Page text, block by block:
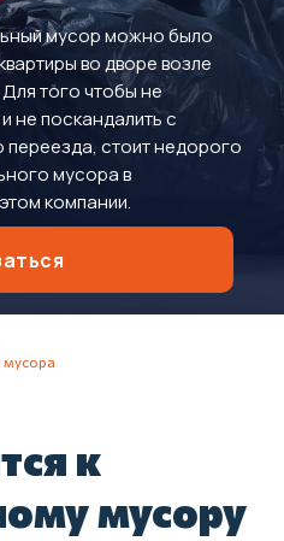
мусор можно было
во дворе возле
того чтобы не
не поскандалить с
стоит недорого
мусора в
компании.
мусора
к
мусору